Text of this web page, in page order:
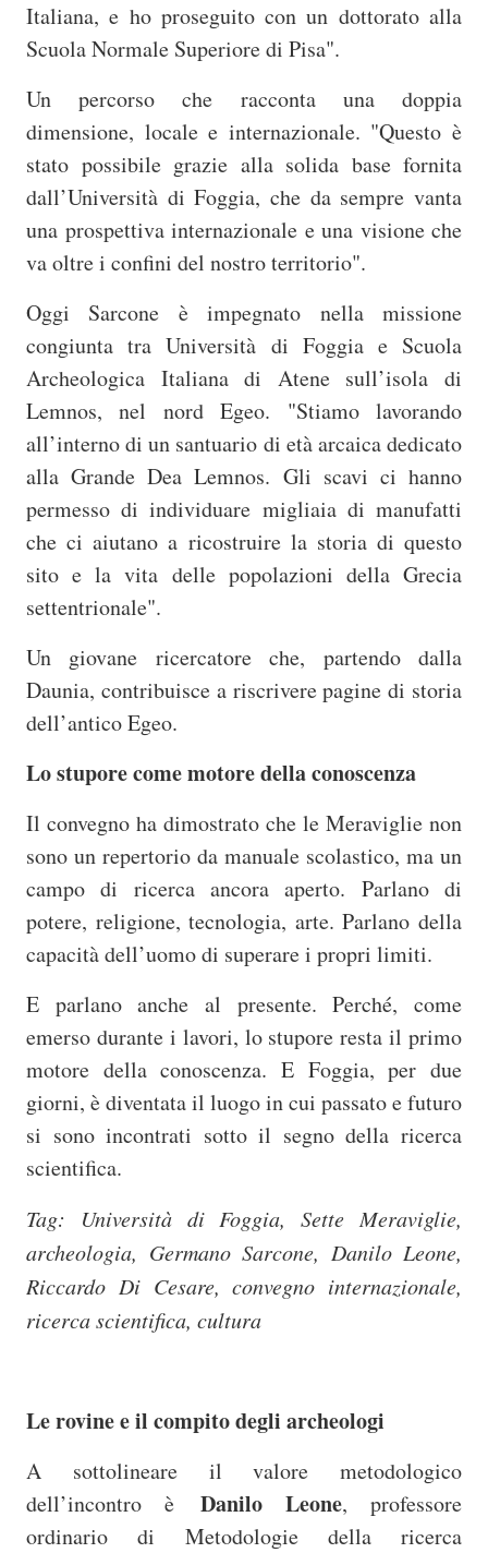
Italiana, e ho proseguito con un dottorato alla
Scuola Normale Superiore di Pisa".
Un percorso che racconta una doppia
dimensione, locale e internazionale. "Questo è
stato possibile grazie alla solida base fornita
dall’Università di Foggia, che da sempre vanta
una prospettiva internazionale e una visione che
va oltre i confini del nostro territorio".
Oggi Sarcone è impegnato nella missione
congiunta tra Università di Foggia e Scuola
Archeologica Italiana di Atene sull’isola di
Lemnos, nel nord Egeo. "Stiamo lavorando
all’interno di un santuario di età arcaica dedicato
alla Grande Dea Lemnos. Gli scavi ci hanno
permesso di individuare migliaia di manufatti
che ci aiutano a ricostruire la storia di questo
sito e la vita delle popolazioni della Grecia
settentrionale".
Un giovane ricercatore che, partendo dalla
Daunia, contribuisce a riscrivere pagine di storia
dell’antico Egeo.
Lo stupore come motore della conoscenza
Il convegno ha dimostrato che le Meraviglie non
sono un repertorio da manuale scolastico, ma un
campo di ricerca ancora aperto. Parlano di
potere, religione, tecnologia, arte. Parlano della
capacità dell’uomo di superare i propri limiti.
E parlano anche al presente. Perché, come
emerso durante i lavori, lo stupore resta il primo
motore della conoscenza. E Foggia, per due
giorni, è diventata il luogo in cui passato e futuro
si sono incontrati sotto il segno della ricerca
scientifica.
Tag: Università di Foggia, Sette Meraviglie,
archeologia, Germano Sarcone, Danilo Leone,
Riccardo Di Cesare, convegno internazionale,
ricerca scientifica, cultura
Le rovine e il compito degli archeologi
A sottolineare il valore metodologico
dell’incontro è Danilo Leone, professore
ordinario di Metodologie della ricerca